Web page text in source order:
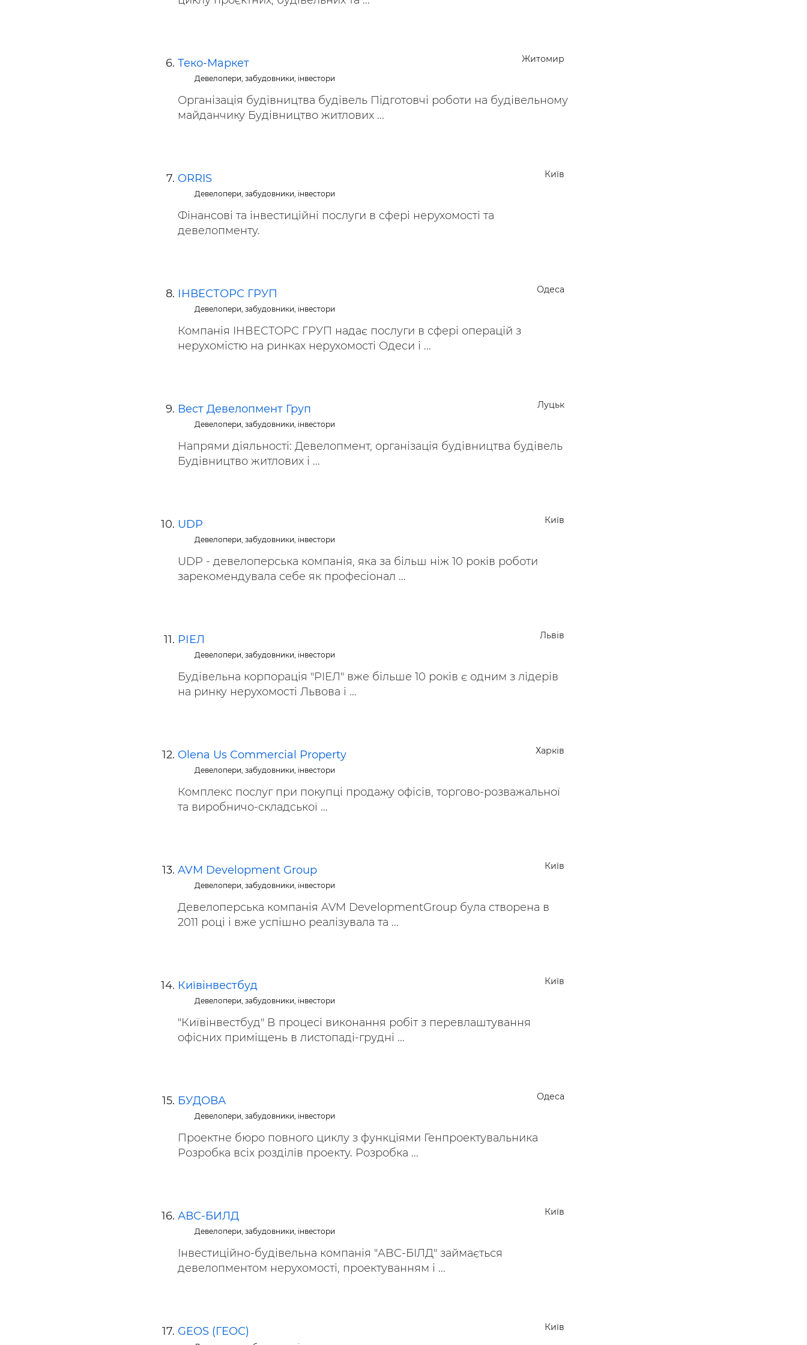
Житомир
Теко-Маркет
Девелопери, забудовники, інвестори
Організація будівництва будівель Підготовчі роботи на будівельному
майданчику Будівництво житлових ...
Київ
ORRIS
Девелопери, забудовники, інвестори
Фінансові та інвестиційні послуги в сфері нерухомості та
девелопменту.
Одеса
ІНВЕСТОРС ГРУП
Девелопери, забудовники, інвестори
Компанія ІНВЕСТОРС ГРУП надає послуги в сфері операцій з
нерухомістю на ринках нерухомості Одеси і ...
Луцьк
Вест Девелопмент Груп
Девелопери, забудовники, інвестори
Напрями діяльності: Девелопмент, організація будівництва будівель
Будівництво житлових і ...
Київ
UDP
Девелопери, забудовники, інвестори
UDP - девелоперська компанія, яка за більш ніж 10 років роботи
зарекомендувала себе як професіонал ...
Львів
РІЕЛ
Девелопери, забудовники, інвестори
Будівельна корпорація "РІЕЛ" вже більше 10 років є одним з лідерів
на ринку нерухомості Львова і ...
Харків
Olena Us Сommercial Property
Девелопери, забудовники, інвестори
Комплекс послуг при покупці продажу офісів, торгово-розважальної
та виробничо-складської ...
Київ
AVM Development Group
Девелопери, забудовники, інвестори
Девелоперська компанія AVM DevelopmentGroup була створена в
2011 році і вже успішно реалізувала та ...
Київ
Київінвестбуд
Девелопери, забудовники, інвестори
"Київінвестбуд" В процесі виконання робіт з перевлаштування
офісних приміщень в листопаді-грудні ...
Одеса
БУДОВА
Девелопери, забудовники, інвестори
Проектне бюро повного циклу з функціями Генпроектувальника
Розробка всіх розділів проекту. Розробка ...
Київ
АВС-БИЛД
Девелопери, забудовники, інвестори
Інвестиційно-будівельна компанія "ABC-БІЛД" займається
девелопментом нерухомості, проектуванням і ...
Київ
GEOS (ГЕОС)